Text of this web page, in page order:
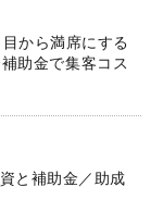
から満席にする
助金で集客コス
と補助金／助成